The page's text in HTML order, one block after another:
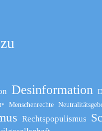
zu
Desinformation
Menschenrechte
Rechtspopulismus